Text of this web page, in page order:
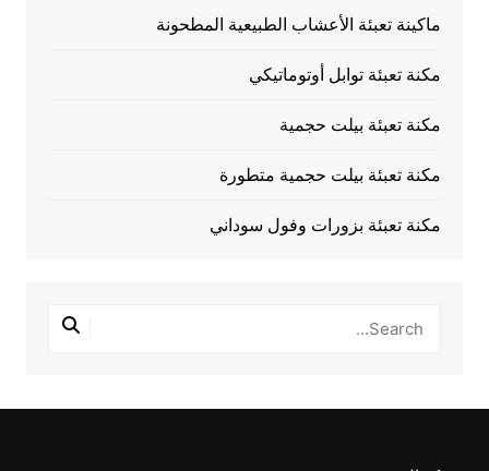
ماكينة تعبئة الأعشاب الطبيعية المطحونة
مكنة تعبئة توابل أوتوماتيكي
مكنة تعبئة بيلت حجمية
مكنة تعبئة بيلت حجمية متطورة
مكنة تعبئة بزورات وفول سوداني